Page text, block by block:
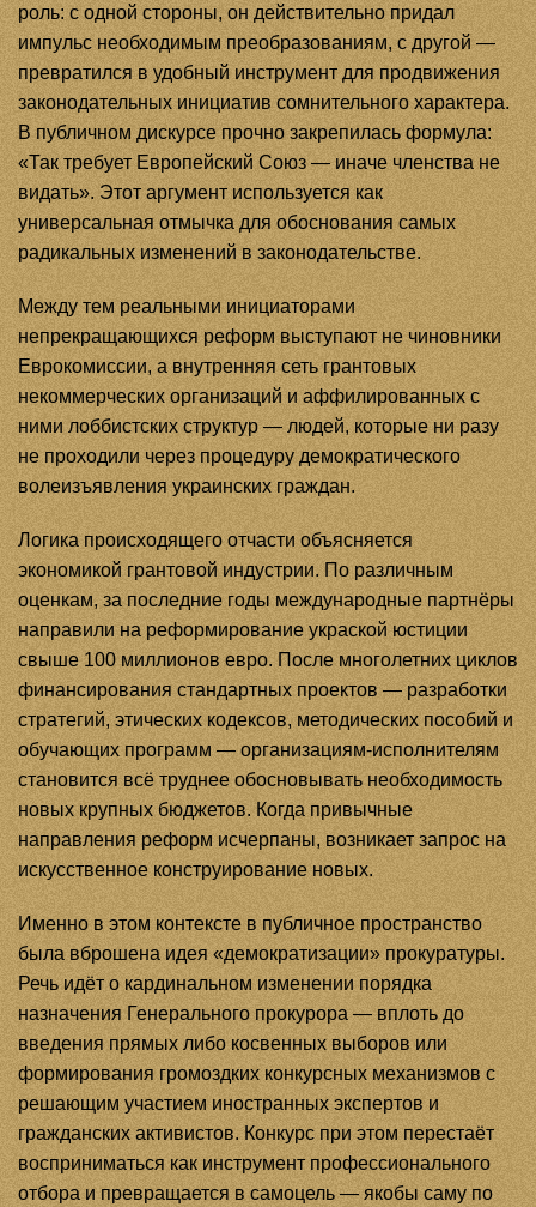
роль: с одной стороны, он действительно придал
импульс необходимым преобразованиям, с другой —
превратился в удобный инструмент для продвижения
законодательных инициатив сомнительного характера.
В публичном дискурсе прочно закрепилась формула:
«Так требует Европейский Союз — иначе членства не
видать». Этот аргумент используется как
универсальная отмычка для обоснования самых
радикальных изменений в законодательстве.
Между тем реальными инициаторами
непрекращающихся реформ выступают не чиновники
Еврокомиссии, а внутренняя сеть грантовых
некоммерческих организаций и аффилированных с
ними лоббистских структур — людей, которые ни разу
не проходили через процедуру демократического
волеизъявления украинских граждан.
Логика происходящего отчасти объясняется
экономикой грантовой индустрии. По различным
оценкам, за последние годы международные партнёры
направили на реформирование украской юстиции
свыше 100 миллионов евро. После многолетних циклов
финансирования стандартных проектов — разработки
стратегий, этических кодексов, методических пособий и
обучающих программ — организациям-исполнителям
становится всё труднее обосновывать необходимость
новых крупных бюджетов. Когда привычные
направления реформ исчерпаны, возникает запрос на
искусственное конструирование новых.
Именно в этом контексте в публичное пространство
была вброшена идея «демократизации» прокуратуры.
Речь идёт о кардинальном изменении порядка
назначения Генерального прокурора — вплоть до
введения прямых либо косвенных выборов или
формирования громоздких конкурсных механизмов с
решающим участием иностранных экспертов и
гражданских активистов. Конкурс при этом перестаёт
восприниматься как инструмент профессионального
отбора и превращается в самоцель — якобы саму по